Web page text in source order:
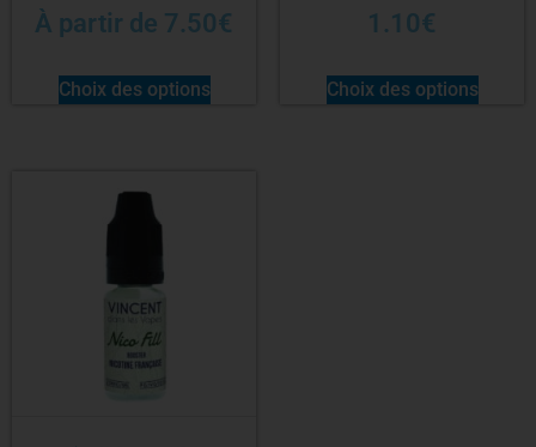
À partir de 7.50€
Choix des options
1.10€
Choix des options